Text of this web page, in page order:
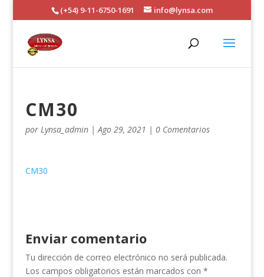
(+54) 9-11-6750-1691 info@lynsa.com
CM30
por Lynsa_admin|Ago 29, 2021 | 0 Comentarios
CM30
Enviar comentario
Tu dirección de correo electrónico no será publicada.
Los campos obligatorios están marcados con *